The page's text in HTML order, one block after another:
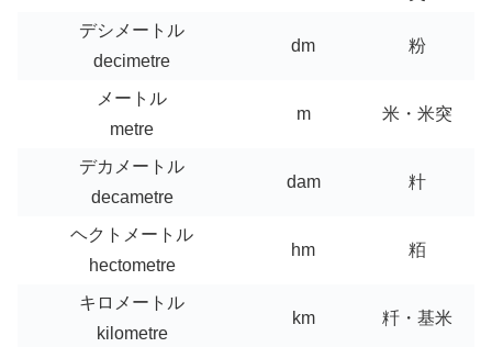
デシメートル
decimetre
dm 粉
メートル
metre
m 米・米突
デカメートル
decametre
dam 籵
ヘクトメートル
hectometre
hm 粨
キロメートル
kilometre
km 粁・基米